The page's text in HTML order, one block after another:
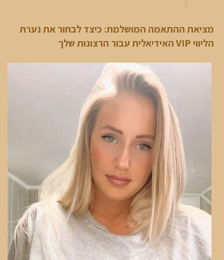
מציאת ההתאמה המושלמת: כיצד לבחור את נערת
הליווי VIP האידיאלית עבור הרצונות שלך